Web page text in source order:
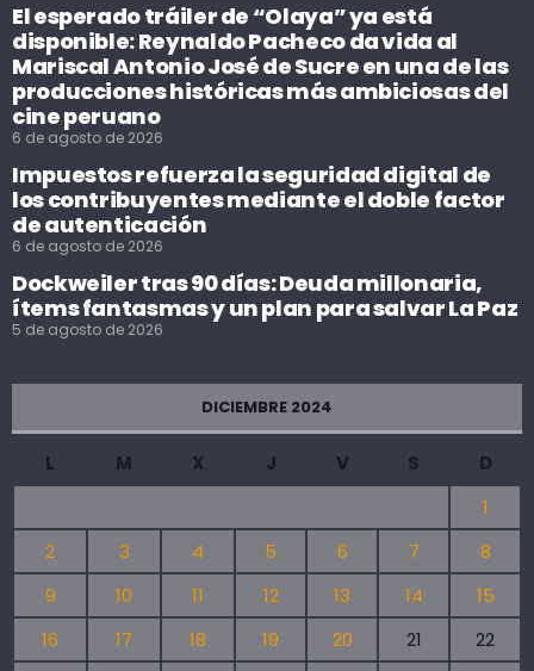
El esperado tráiler de “Olaya” ya está
disponible: Reynaldo Pacheco da vida al
Mariscal Antonio José de Sucre en una de las
producciones históricas más ambiciosas del
cine peruano
6 de agosto de 2026
Impuestos refuerza la seguridad digital de
los contribuyentes mediante el doble factor
de autenticación
6 de agosto de 2026
Dockweiler tras 90 días: Deuda millonaria,
ítems fantasmas y un plan para salvar La Paz
5 de agosto de 2026
DICIEMBRE 2024
L M X J V S
D
1
2
3 4 5 6 7
8
9
10 11 12 13 14
15
16
17 18 19 20 21 22